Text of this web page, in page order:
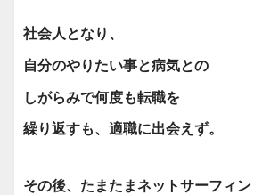
社会人となり、
自分のやりたい事と病気との
しがらみで何度も転職を
繰り返すも、適職に出会えず。
その後、たまたまネットサーフィン